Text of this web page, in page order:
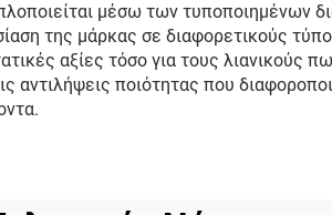
μέσω των τυποποιημένων
της μάρκας σε διαφορετικούς
αξίες τόσο για τους λιανικούς
αντιλήψεις ποιότητας που